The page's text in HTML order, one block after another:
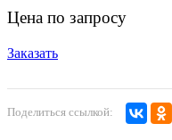
Цена по запросу
Заказать
Поделиться ссылкой: